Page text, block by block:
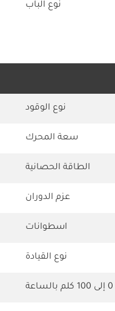
نوع الباب
نوع الوقود
سعة المحرك
الطاقة الحصانية
عزم الدوران
اسطوانات
نوع القيادة